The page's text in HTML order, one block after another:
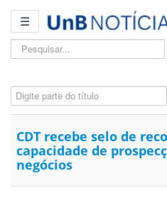
☰
Pesquisar...
Digite parte do título
CDT recebe selo de
capacidade de
negócios